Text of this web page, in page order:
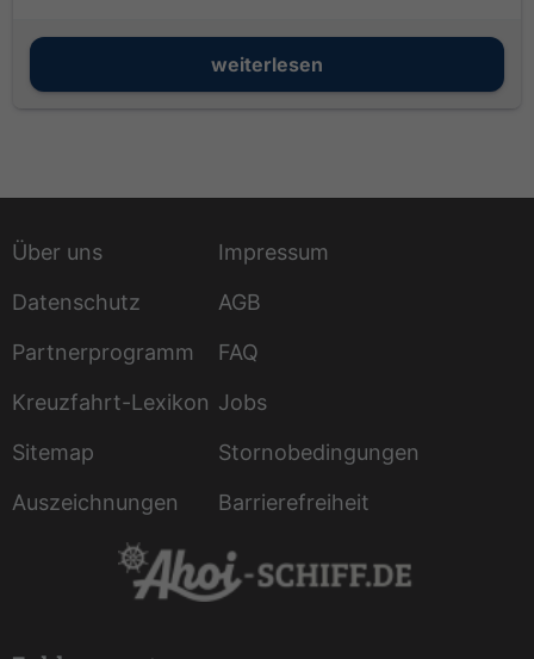
weiterlesen
Über uns
Impressum
Datenschutz
AGB
Partnerprogramm
FAQ
Kreuzfahrt-Lexikon Jobs
Sitemap
Stornobedingungen
Auszeichnungen
Barrierefreiheit